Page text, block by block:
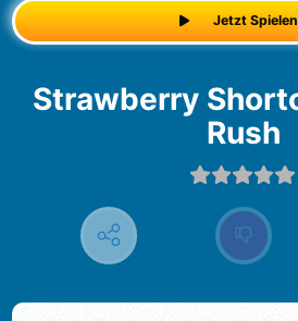
Jetzt Spielen
Strawberry Shortcake: Berry
Rush